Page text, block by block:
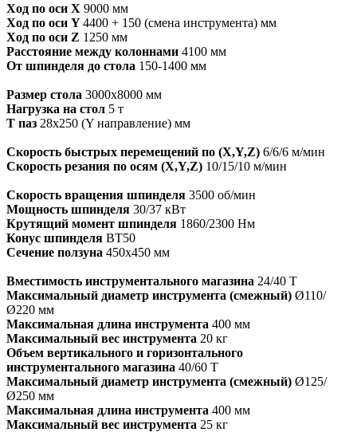
Ход по оси X 9000 мм
Ход по оси Y4400 + 150 (смена инструмента) мм
Ход по оси Z 1250 мм
Расстояние между колоннами 4100 мм
От шпинделя до стола 150-1400 мм
Размер стола 3000х8000 мм
Нагрузка на стол 5 т
Т паз 28х250 (Y направление) мм
Скорость быстрых перемещений по (X,Y,Z) 6/6/6 м/мин
Скорость резания по осям (X,Y,Z) 10/15/10 м/мин
Скорость вращения шпинделя 3500 об/мин
Мощность шпинделя 30/37 кВт
Крутящий момент шпинделя 1860/2300 Нм
Конус шпинделя ВТ50
Сечение ползуна 450х450 мм
Вместимость инструментального магазина 24/40 Т
Максимальный диаметр инструмента (смежный) Ø110/
Ø220 мм
Максимальная длина инструмента 400 мм
Максимальный вес инструмента 20 кг
Объем вертикального и горизонтального
инструментального магазина 40/60 Т
Максимальный диаметр инструмента (смежный) Ø125/
Ø250 мм
Максимальная длина инструмента 400 мм
Максимальный вес инструмента 25 кг